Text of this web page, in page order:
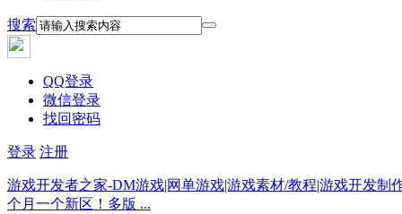
搜索
QQ登录
微信登录
找回密码
登录 注册
游戏开发者之家-DM游戏|网单游戏|游戏素材/教程|游戏开发制
个月一个新区！多版 ...